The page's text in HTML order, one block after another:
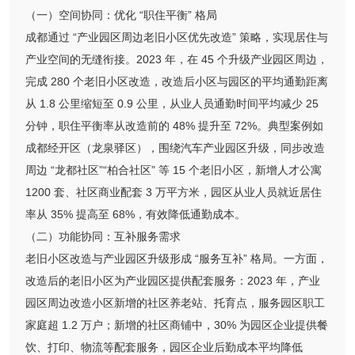
（一）空间协同：优化 “职住平衡” 格局
成都通过 “产业园区周边老旧小区优先改造” 策略，实现居住与
产业空间的无缝衔接。2023 年，在 45 个升级产业园区周边，
完成 280 个老旧小区改造，改造后小区与园区的平均通勤距离
从 1.8 公里缩短至 0.9 公里，从业人员通勤时间平均减少 25
分钟，职住平衡率从改造前的 48% 提升至 72%。典型案例如
成都经开区（龙泉驿区），围绕汽车产业园区升级，同步改造
周边 “龙都社区”“柏合社区” 等 15 个老旧小区，新增人才公寓
1200 套、社区商业配套 3 万平方米，园区从业人员就近居住
率从 35% 提高至 68%，有效降低通勤成本。
（二）功能协同：互补服务需求
老旧小区改造与产业园区升级形成 “服务互补” 格局。一方面，
改造后的老旧小区为产业园区提供配套服务：2023 年，产业
园区周边改造小区新增的社区养老站、托育点，服务园区职工
家庭超 1.2 万户；新增的社区商铺中，30% 为园区企业提供餐
饮、打印、物流等配套服务，园区企业后勤成本平均降低